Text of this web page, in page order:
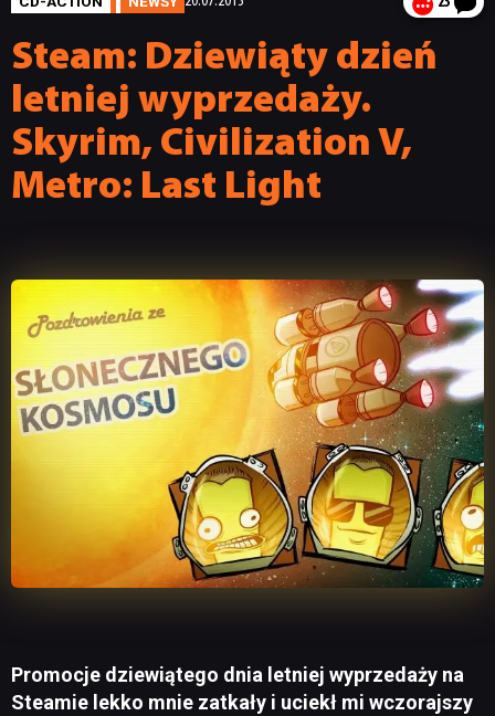
Steam: Dziewiąty dzień
letniej wyprzedaży.
Skyrim, Civilization V,
Metro: Last Light
Promocje dziewiątego dnia letniej wyprzedaży na
Steamie lekko mnie zatkały i uciekł mi wczorajszy